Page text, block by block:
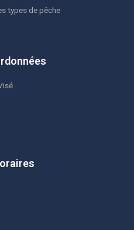
types de pêche